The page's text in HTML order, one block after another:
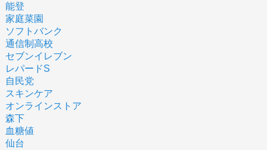
能登
家庭菜園
ソフトバンク
通信制高校
セブンイレブン
レパードS
自民党
スキンケア
オンラインストア
森下
血糖値
仙台